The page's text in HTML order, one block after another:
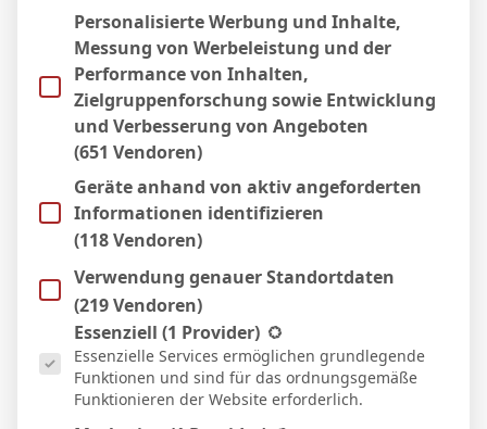
La Liga
27 Sep. 2025 - 18:30
Mallorca
1 0
Alaves
25 Sep. 2025 - 19:30
Osasuna
1 1
La Liga
14 Sep. 2025 - 14:00
Celta Vigo
3
30 Aug. 2025 - 19:00
Personalisierte Werbung und Inhalte,
Messung von Werbeleistung und der
Performance von Inhalten,
Zielgruppenforschung sowie Entwicklung
und Verbesserung von Angeboten
(651 Vendoren)
Geräte anhand von aktiv angeforderten
Informationen identifizieren
(118 Vendoren)
Verwendung genauer Standortdaten
(219 Vendoren)
Es folgt eine Liste der Service-Gruppen, für die eine
Essenziell (1 Provider)
Essenzielle Services ermöglichen grundlegende
Funktionen und sind für das ordnungsgemäße
Funktionieren der Website erforderlich.